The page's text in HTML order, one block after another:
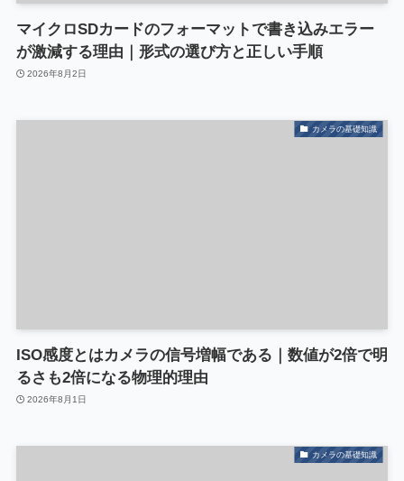
マイクロSDカードのフォーマットで書き込みエラー
が激減する理由｜形式の選び方と正しい手順
2026年8月2日
カメラの基礎知識
ISO感度とはカメラの信号増幅である｜数値が2倍で明
るさも2倍になる物理的理由
2026年8月1日
カメラの基礎知識